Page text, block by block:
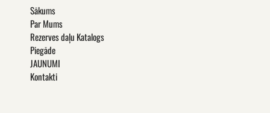
Sākums
Par Mums
Rezerves daļu Katalogs
Piegāde
JAUNUMI
Kontakti